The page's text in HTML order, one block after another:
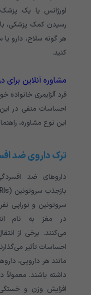
اورژانس یا یک پزشک
رسیدن کمک پزشکی،
هر گونه سلاح، دارو یا
کنید.
مشاوره آنلاین برای
فرد آلزایمری خانواده
احساسات منفی در
این نوع مشاوره،
ترک داروی ضد
داروهای ضد
در مغز به نام
می‌کنند. برخی از
احساسات تأثیر
مانند هر دارویی،
داشته باشند. معمولاً
افزایش وزن و